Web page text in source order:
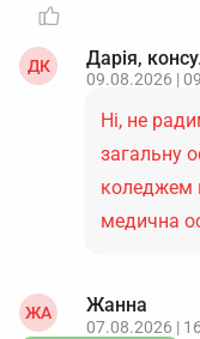
ДК Дарія,
09.08.2026 |
Ні, не
загальну
коледжем
медична
ЖА Жанна
07.08.2026 |